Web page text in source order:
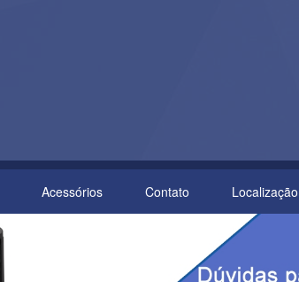
Acessórios Contato Localização